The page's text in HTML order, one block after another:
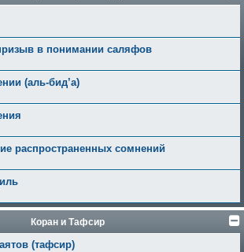
в понимании саляфов
(аль-бид’а)
распространенных сомнений
Коран и Тафсир
(тафсир)